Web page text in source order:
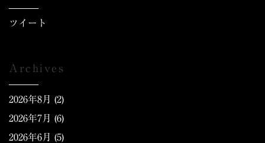
ツイート
Archives
2026年8月 (2)
2026年7月 (6)
2026年6月 (5)